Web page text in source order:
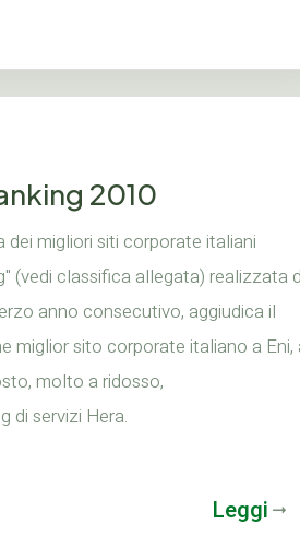
2010
dei migliori siti corporate italiani
(vedi classifica allegata) realizzata
anno consecutivo, aggiudica il
miglior sito corporate italiano a Eni,
molto a ridosso,
di servizi Hera.
Leggi